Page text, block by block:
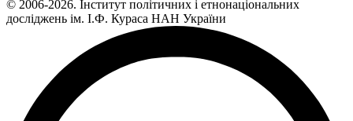
© 2006-2026. Інститут політичних і етнонаціональних
досліджень ім. І.Ф. Кураса НАН України